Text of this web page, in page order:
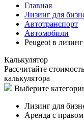
Главная
Лизинг для
Автотранспорт
Автомобили
Peugeot в лизинг
Калькулятор
Рассчитайте
калькулятора
Выберите
Лизинг для
Аренда с